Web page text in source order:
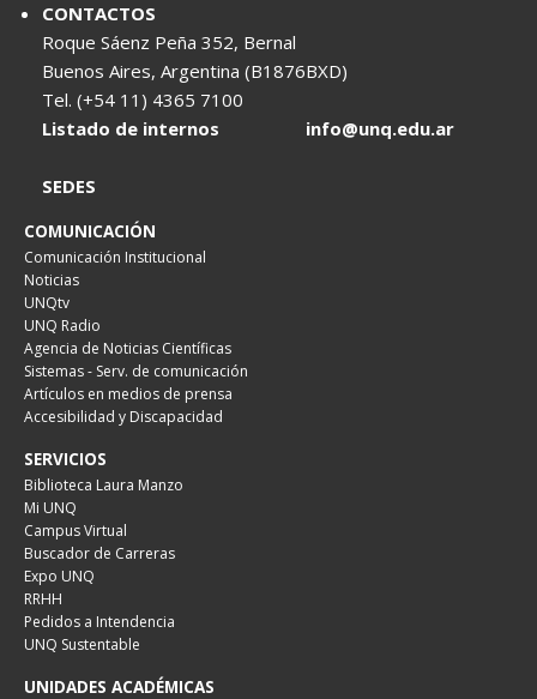
CONTACTOS
Roque Sáenz Peña 352, Bernal
Buenos Aires, Argentina (B1876BXD)
Tel. (+54 11) 4365 7100
Listado de internos
info@unq.edu.ar
SEDES
COMUNICACIÓN
Comunicación Institucional
Noticias
UNQtv
UNQ Radio
Agencia de Noticias Científicas
Sistemas - Serv. de comunicación
Artículos en medios de prensa
Accesibilidad y Discapacidad
SERVICIOS
Biblioteca Laura Manzo
Mi UNQ
Campus Virtual
Buscador de Carreras
Expo UNQ
RRHH
Pedidos a Intendencia
UNQ Sustentable
UNIDADES ACADÉMICAS